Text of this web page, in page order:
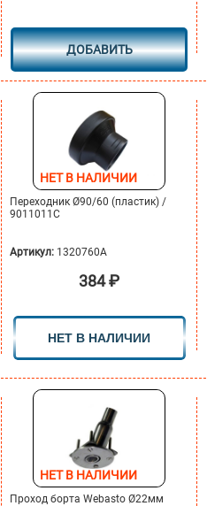
ДОБАВИТЬ
НЕТ В НАЛИЧИИ
Переходник Ø90/60 (пластик) /
9011011C
Артикул: 1320760A
384₽
НЕТ В НАЛИЧИИ
НЕТ В НАЛИЧИИ
Проход борта Webasto Ø22мм